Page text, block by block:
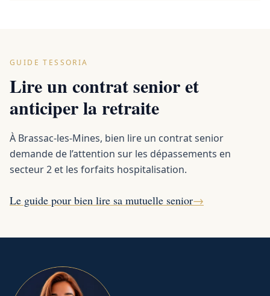
GUIDE TESSORIA
Lire un contrat senior et
anticiper la retraite
À Brassac-les-Mines, bien lire un contrat senior
demande de l’attention sur les dépassements en
secteur 2 et les forfaits hospitalisation.
Le guide pour bien lire sa mutuelle senior→